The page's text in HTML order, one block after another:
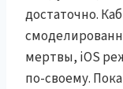
достаточно.
мертвы, iOS
по-своему.